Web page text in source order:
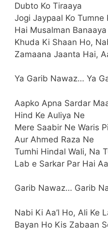
Dubto Ko Tiraaya
Jogi Jaypaal Ko Tumne
Hai Musalman Banaaya
Khuda Ki Shaan Ho,
Zamaana Jaanta Hai,
Ya Garib Nawaz… Ya
Aapko Apna Sardar
Hind Ke Auliya Ne
Mere Saabir Ne Waris
Aur Ahmed Raza Ne
Tumhi Hindal Wali, Na
Lab e Sarkar Par Hai
Garib Nawaz… Garib
Nabi Ki Aa’l Ho, Ali Ke
Bayan Ho Kis Zabaan